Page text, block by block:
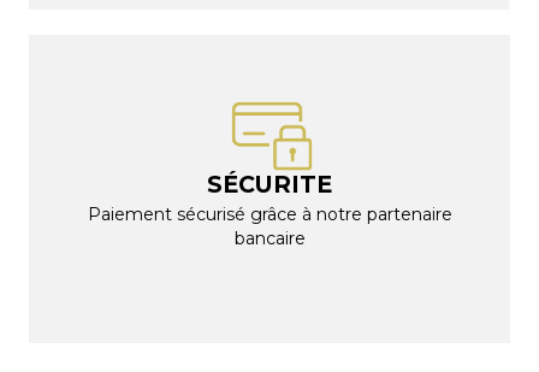
SÉCURITE
Paiement sécurisé grâce à notre partenaire
bancaire